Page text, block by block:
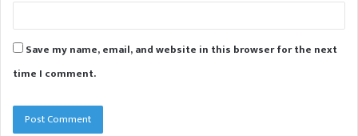
Save my name, email, and website in this browser for the next
time I comment.